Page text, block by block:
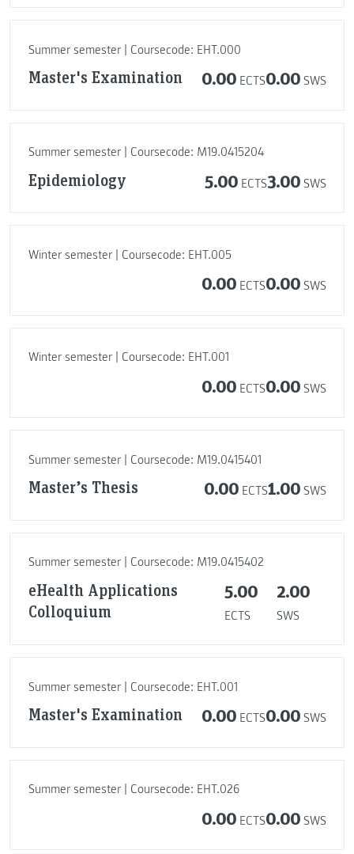
Summer semester | Coursecode: EHT.000
Master's Examination 0.00 ECTS0.00 SWS
Summer semester | Coursecode: M19.0415204
Epidemiology 5.00 ECTS3.00 SWS
Winter semester | Coursecode: EHT.005
0.00 ECTS0.00 SWS
Winter semester | Coursecode: EHT.001
0.00 ECTS0.00 SWS
Summer semester | Coursecode: M19.0415401
Master’s Thesis 0.00 ECTS1.00 SWS
Summer semester | Coursecode: M19.0415402
eHealth Applications
Colloquium
5.00
ECTS
2.00
SWS
Summer semester | Coursecode: EHT.001
Master's Examination 0.00 ECTS0.00 SWS
Summer semester | Coursecode: EHT.026
0.00 ECTS0.00 SWS